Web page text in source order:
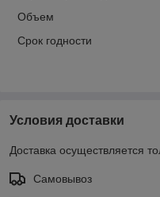
Объем
Срок годности
Условия доставки
Доставка осуществляется
Самовывоз